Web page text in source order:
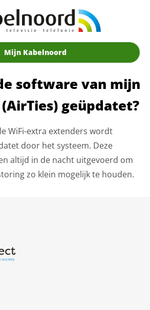
Mijn Kabelnoord
software van mijn
geüpdatet?
WiFi-extra extenders wordt
door het systeem. Deze
altijd in de nacht uitgevoerd om
zo klein mogelijk te houden.